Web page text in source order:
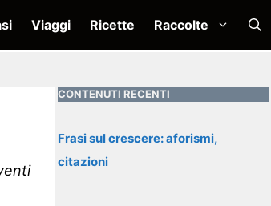
Viaggi Ricette Raccolte
CONTENUTI RECENTI
Frasi sul crescere: aforismi,
citazioni